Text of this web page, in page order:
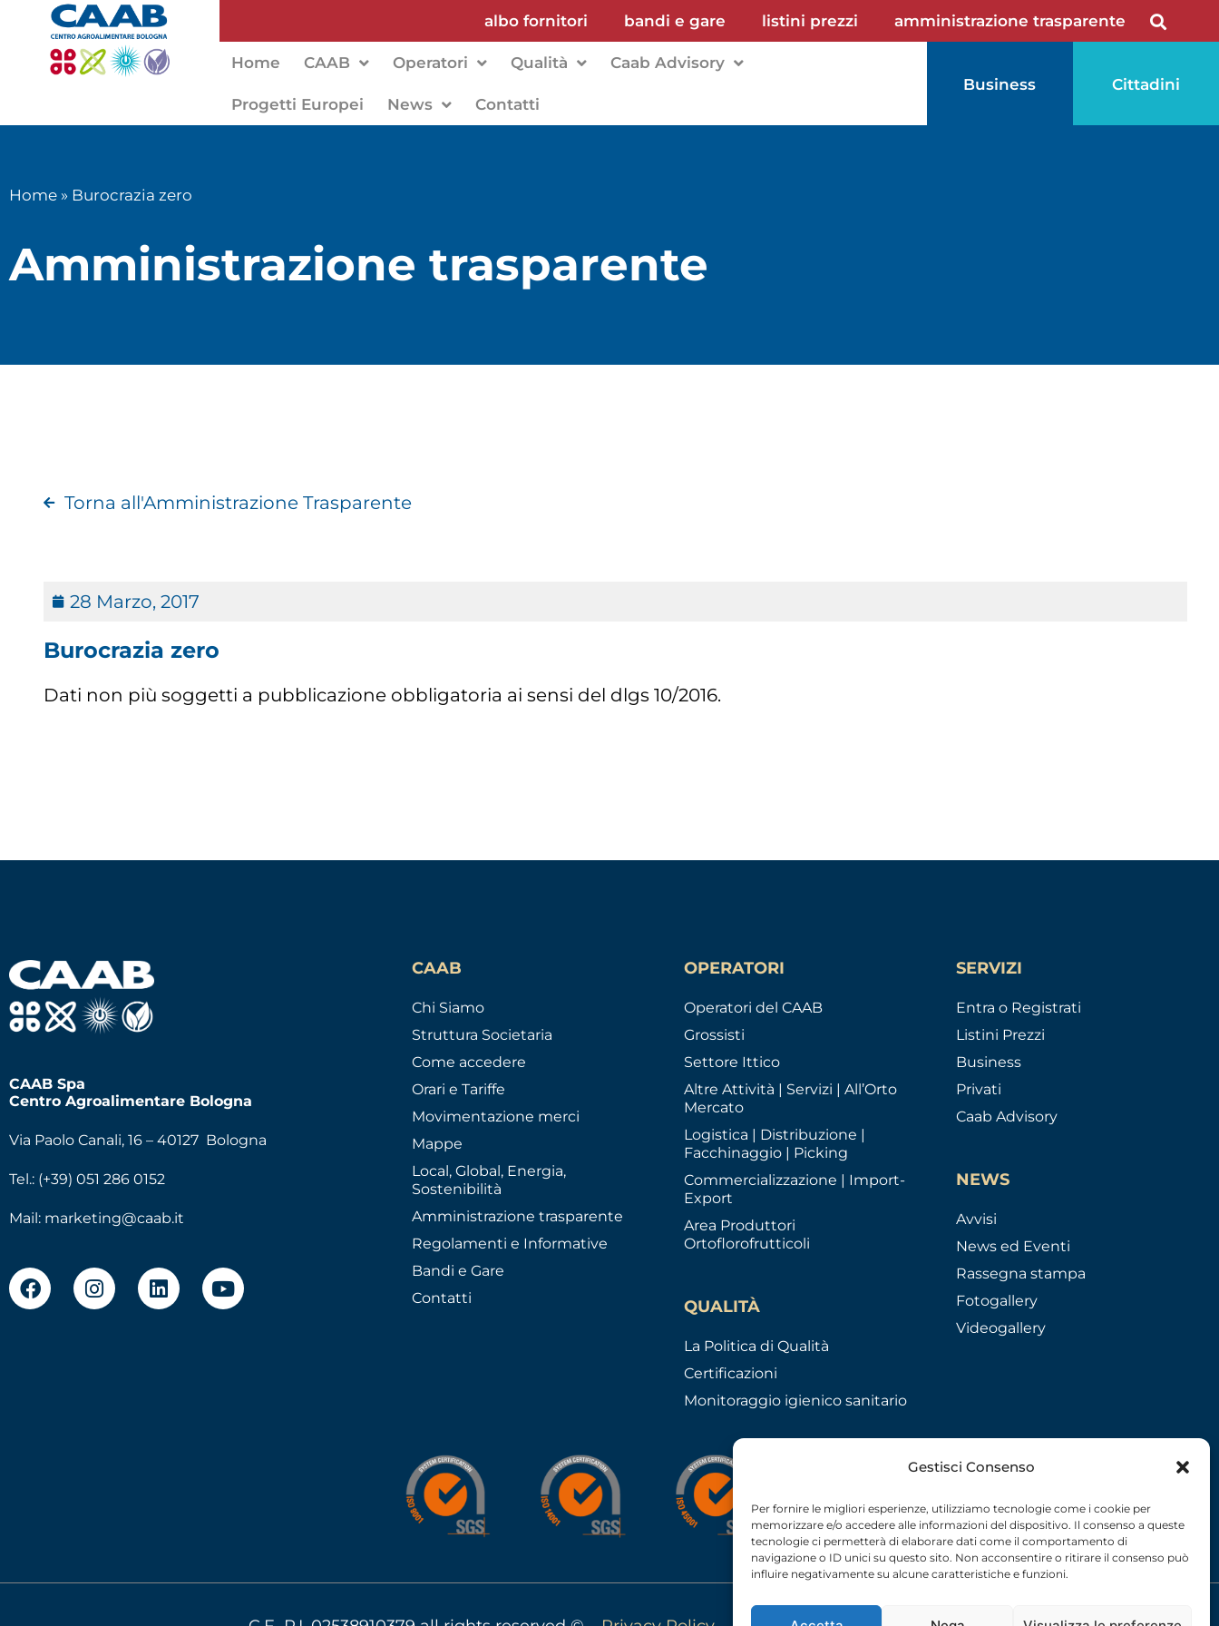
Gestisci Consenso
Per fornire le migliori esperienze, utilizziamo tecnologie come i cookie per
memorizzare e/o accedere alle informazioni del dispositivo. Il consenso a queste
tecnologie ci permetterà di elaborare dati come il comportamento di
navigazione o ID unici su questo sito. Non acconsentire o ritirare il consenso può
influire negativamente su alcune caratteristiche e funzioni.
albo fornitori bandi e gare listini prezzi amministrazione trasparente
Home CAAB Operatori Qualità Caab Advisory
Progetti Europei News Contatti
Business Cittadini
Home » Burocrazia zero
Amministrazione trasparente
Torna all'Amministrazione Trasparente
28 Marzo, 2017
Burocrazia zero
Dati non più soggetti a pubblicazione obbligatoria ai sensi del dlgs 10/2016.
CAAB Spa
Centro Agroalimentare Bologna
Via Paolo Canali, 16 – 40127 Bologna
Tel.: (+39) 051 286 0152
Mail: marketing@caab.it
CAAB
Chi Siamo
Struttura Societaria
Come accedere
Orari e Tariffe
Movimentazione merci
Mappe
Local, Global, Energia,
Sostenibilità
Amministrazione trasparente
Regolamenti e Informative
Bandi e Gare
Contatti
OPERATORI
Operatori del CAAB
Grossisti
Settore Ittico
Altre Attività | Servizi | All’Orto
Mercato
Logistica | Distribuzione |
Facchinaggio | Picking
Commercializzazione | Import-
Export
Area Produttori
Ortoflorofrutticoli
QUALITÀ
La Politica di Qualità
Certificazioni
Monitoraggio igienico sanitario
SERVIZI
Entra o Registrati
Listini Prezzi
Business
Privati
Caab Advisory
NEWS
Avvisi
News ed Eventi
Rassegna stampa
Fotogallery
Videogallery